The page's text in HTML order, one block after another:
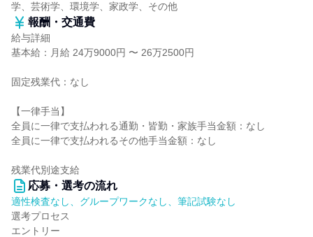
学、芸術学、環境学、家政学、その他
報酬・交通費
給与詳細
基本給：月給 24万9000円 〜 26万2500円
固定残業代：なし
【一律手当】
全員に一律で支払われる通勤・皆勤・家族手当金額：なし
全員に一律で支払われるその他手当金額：なし
残業代別途支給
応募・選考の流れ
適性検査なし、グループワークなし、筆記試験なし
選考プロセス
エントリー